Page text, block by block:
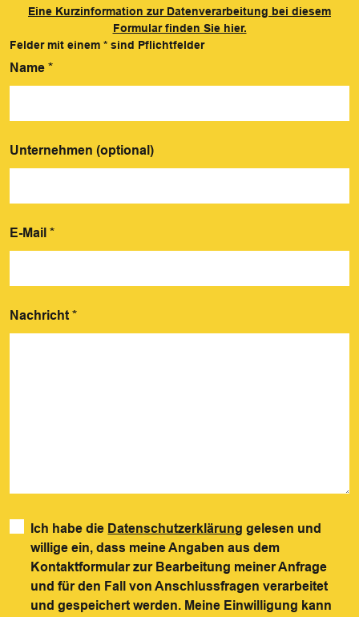
Eine Kurzinformation zur Datenverarbeitung bei diesem
Formular finden Sie hier.
Felder mit einem * sind Pflichtfelder
Name *
Unternehmen (optional)
E-Mail *
Nachricht *
Ich habe die Datenschutzerklärung gelesen und
willige ein, dass meine Angaben aus dem
Kontaktformular zur Bearbeitung meiner Anfrage
und für den Fall von Anschlussfragen verarbeitet
und gespeichert werden. Meine Einwilligung kann